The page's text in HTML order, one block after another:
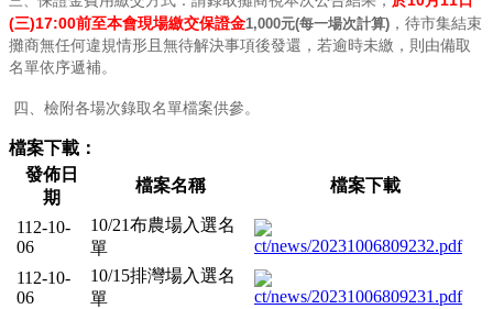
(三)17:00前至本會現場繳交保證金1,000元(每一場次計算) ，待市集結束
攤商無任何違規情形且無待解決事項後發還，若逾時未繳，則由備取
名單依序遞補。
四 、檢附各場次錄取名單檔案供參。
檔案下載：
發佈日
期
檔案名稱 檔案下載
112-10-
06
10/21布農場入選名
單
112-10-
06
10/15排灣場入選名
單